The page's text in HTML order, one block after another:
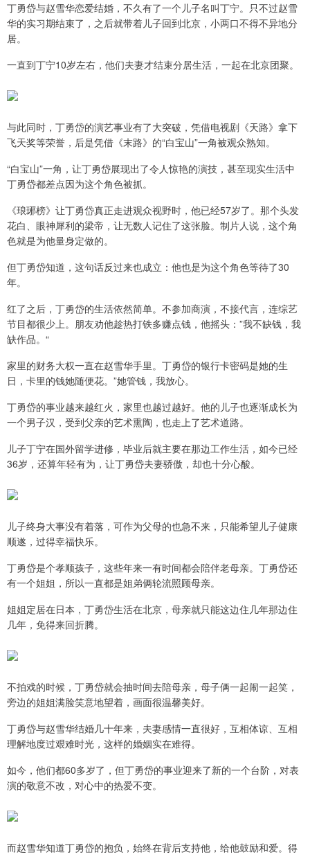
丁勇岱与赵雪华恋爱结婚，不久有了一个儿子名叫丁宁。只不过赵雪
华的实习期结束了，之后就带着儿子回到北京，小两口不得不异地分
居。
一直到丁宁10岁左右，他们夫妻才结束分居生活，一起在北京团聚。
与此同时，丁勇岱的演艺事业有了大突破，凭借电视剧《天路》拿下
飞天奖等荣誉，后是凭借《末路》的“白宝山”一角被观众熟知。
“白宝山”一角，让丁勇岱展现出了令人惊艳的演技，甚至现实生活中
丁勇岱都差点因为这个角色被抓。
《琅琊榜》让丁勇岱真正走进观众视野时，他已经57岁了。那个头发
花白、眼神犀利的梁帝，让无数人记住了这张脸。制片人说，这个角
色就是为他量身定做的。
但丁勇岱知道，这句话反过来也成立：他也是为这个角色等待了30
年。
红了之后，丁勇岱的生活依然简单。不参加商演，不接代言，连综艺
节目都很少上。朋友劝他趁热打铁多赚点钱，他摇头：”我不缺钱，我
缺作品。“
家里的财务大权一直在赵雪华手里。丁勇岱的银行卡密码是她的生
日，卡里的钱她随便花。”她管钱，我放心。
丁勇岱的事业越来越红火，家里也越过越好。他的儿子也逐渐成长为
一个男子汉，受到父亲的艺术熏陶，也走上了艺术道路。
儿子丁宁在国外留学进修，毕业后就主要在那边工作生活，如今已经
36岁，还算年轻有为，让丁勇岱夫妻骄傲，却也十分心酸。
儿子终身大事没有着落，可作为父母的也急不来，只能希望儿子健康
顺遂，过得幸福快乐。
丁勇岱是个孝顺孩子，这些年来一有时间都会陪伴老母亲。丁勇岱还
有一个姐姐，所以一直都是姐弟俩轮流照顾母亲。
姐姐定居在日本，丁勇岱生活在北京，母亲就只能这边住几年那边住
几年，免得来回折腾。
不拍戏的时候，丁勇岱就会抽时间去陪母亲，母子俩一起闹一起笑，
旁边的姐姐满脸笑意地望着，画面很温馨美好。
丁勇岱与赵雪华结婚几十年来，夫妻感情一直很好，互相体谅、互相
理解地度过艰难时光，这样的婚姻实在难得。
如今，他们都60多岁了，但丁勇岱的事业迎来了新的一个台阶，对表
演的敬意不改，对心中的热爱不变。
而赵雪华知道丁勇岱的抱负，始终在背后支持他，给他鼓励和爱。得